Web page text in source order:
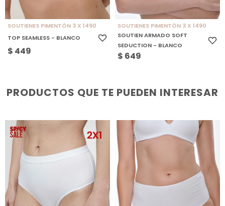
SOUTIENES PIMENTÓN 3 X 1490
TOP SEAMLESS - BLANCO
$ 449
SOUTIENES PIMENTÓN 3 X 1490
SOUTIEN ARMADO SOFT
SEDUCTION - BLANCO
$ 649
PRODUCTOS QUE TE PUEDEN INTERESAR